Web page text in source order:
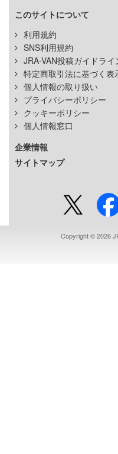
このサイトについて
利用規約
SNS利用規約
JRA-VAN投稿ガイドライ
特定商取引法に基づく表
個人情報の取り扱い
プライバシーポリシー
クッキーポリシー
個人情報窓口
企業情報
サイトマップ
Copyright © 2026